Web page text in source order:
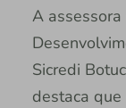
A
Sicredi
destaca